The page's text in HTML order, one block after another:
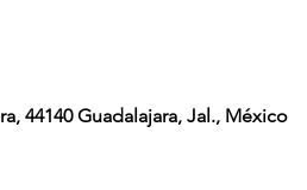
44140 Guadalajara, Jal., México